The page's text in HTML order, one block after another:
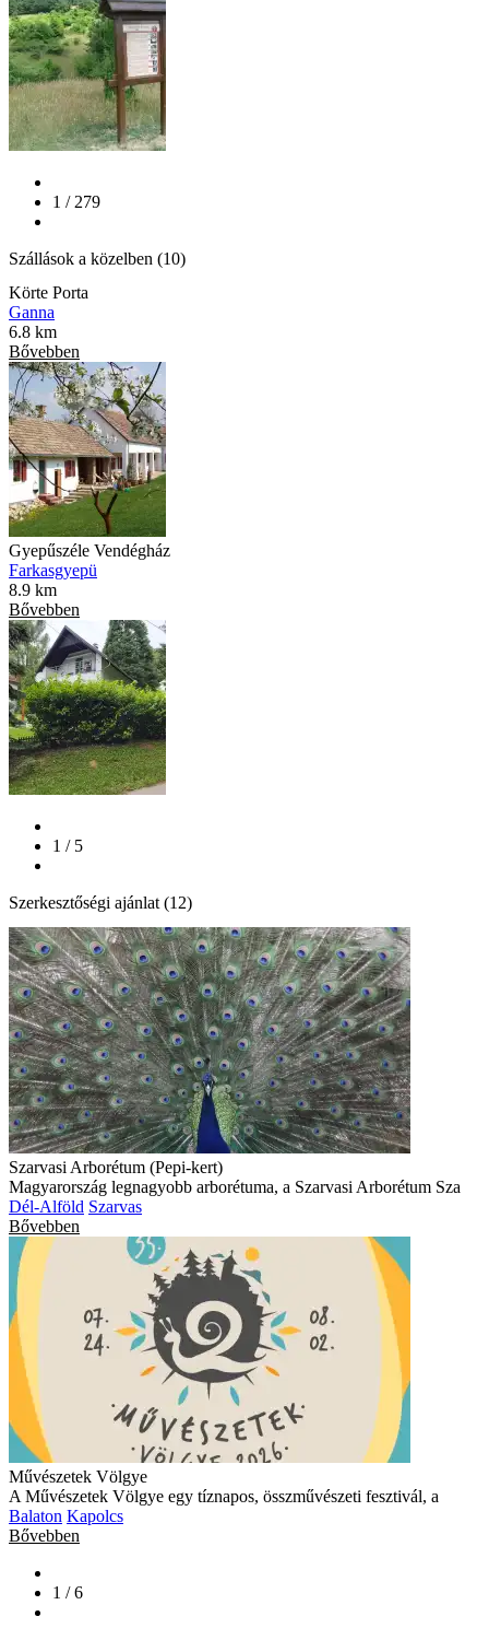
1 / 279
Szállások a közelben (10)
Körte Porta
Ganna
6.8 km
Bővebben
Gyepűszéle Vendégház
Farkasgyepü
8.9 km
Bővebben
1 / 5
Szerkesztőségi ajánlat (12)
Szarvasi Arborétum (Pepi-kert)
Magyarország legnagyobb arborétuma, a Szarvasi Arborétum Sza
Dél-Alföld Szarvas
Bővebben
Művészetek Völgye
A Művészetek Völgye egy tíznapos, összművészeti fesztivál, a
Balaton Kapolcs
Bővebben
1 / 6